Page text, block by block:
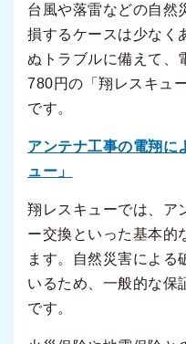
台風や落雷などの自然
損するケースは少なく
ぬトラブルに備えて、
780円の「翔レスキュ
です。
アンテナ工事の電翔に
ュー」
翔レスキューでは、ア
ー交換といった基本的
ます。自然災害による
いるため、一般的な保
です。